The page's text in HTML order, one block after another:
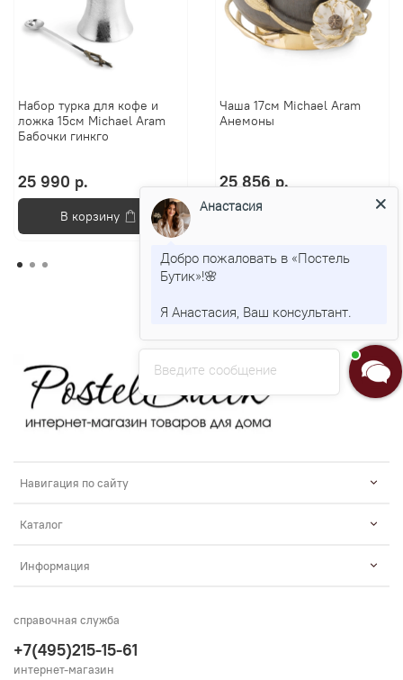
Набор турка для кофе и
ложка 15см Michael Aram
Бабочки гинкго
25 990 р.
В корзину
Чаша 17см Michael Aram
Анемоны
25 856 р.
Навигация по сайту
Каталог
Информация
справочная служба
+7(495)215-15-61
интернет-магазин
Введите сообщение
Анастасия
Добро пожаловать в «Постель
Бутик»!🌸
Я Анастасия, Ваш консультант.